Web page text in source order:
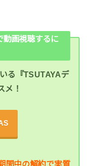
動画視聴するに
る『TSUTAYAデ
メ！
間中の解約で実質